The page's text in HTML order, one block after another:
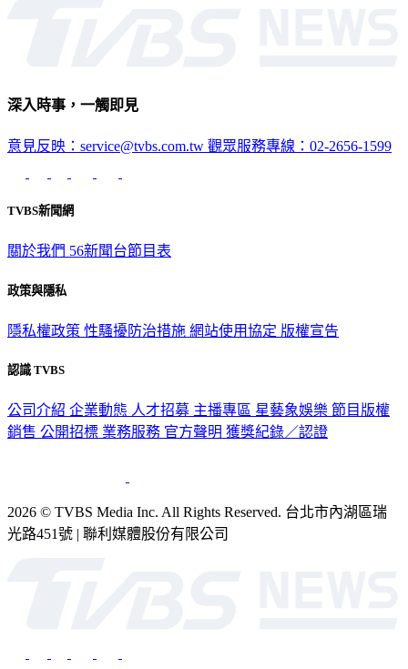
深入時事，一觸即見
意見反映：service@tvbs.com.tw 觀眾服務專線：02-2656-1599
TVBS新聞網
關於我們 56新聞台節目表
政策與隱私
隱私權政策 性騷擾防治措施 網站使用協定 版權宣告
認識 TVBS
公司介紹 企業動態 人才招募 主播專區 星藝象娛樂 節目版權
銷售 公開招標 業務服務 官方聲明 獲獎紀錄／認證
2026 © TVBS Media Inc. All Rights Reserved. 台北市內湖區瑞
光路451號 | 聯利媒體股份有限公司